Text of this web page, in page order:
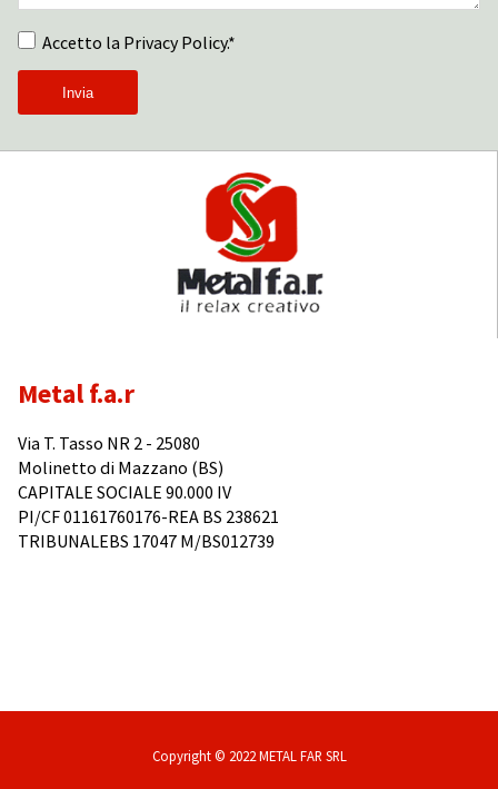
Accetto la Privacy Policy.*
Metal f.a.r
Via T. Tasso NR 2 - 25080
Molinetto di Mazzano (BS)
CAPITALE SOCIALE 90.000 IV
PI/CF 01161760176-REA BS 238621
TRIBUNALEBS 17047 M/BS012739
Copyright © 2022 METAL FAR SRL